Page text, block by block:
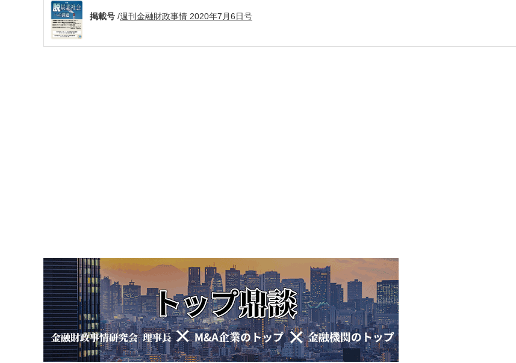
掲載号 /週刊金融財政事情 2020年7月6日号